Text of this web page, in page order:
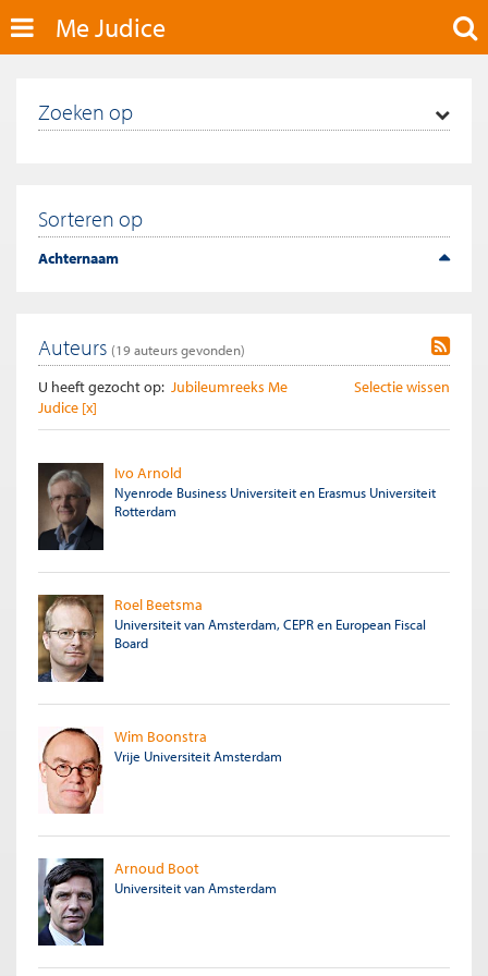
Me Judice
Zoeken op
Sorteren op
Achternaam
Auteurs (19auteurs gevonden)
U heeft gezocht op: Selectie wissen
Jubileumreeks Me
Judice [x]
Ivo Arnold
Nyenrode Business Universiteit en Erasmus Universiteit
Rotterdam
Roel Beetsma
Universiteit van Amsterdam, CEPR en European Fiscal
Board
Wim Boonstra
Vrije Universiteit Amsterdam
Arnoud Boot
Universiteit van Amsterdam